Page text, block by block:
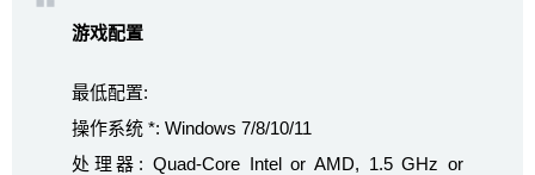
游戏配置
最低配置:
操作系统 *: Windows 7/8/10/11
处理器: Quad-Core Intel or AMD, 1.5 GHz or